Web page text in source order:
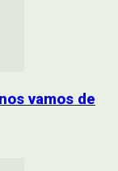
vamos de